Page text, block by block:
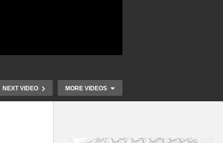
NEXT VIDEO MORE VIDEOS